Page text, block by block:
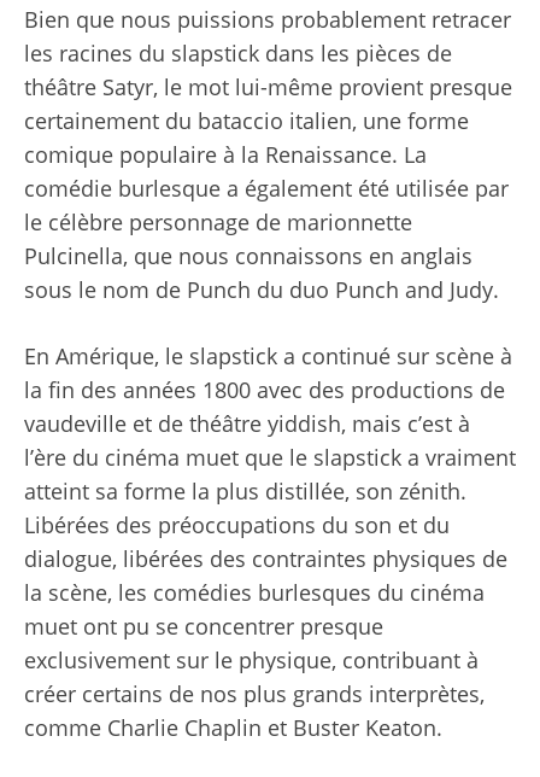
Bien que nous puissions probablement retracer
les racines du slapstick dans les pièces de
théâtre Satyr, le mot lui-même provient presque
certainement du bataccio italien, une forme
comique populaire à la Renaissance. La
comédie burlesque a également été utilisée par
le célèbre personnage de marionnette
Pulcinella, que nous connaissons en anglais
sous le nom de Punch du duo Punch and Judy.
En Amérique, le slapstick a continué sur scène à
la fin des années 1800 avec des productions de
vaudeville et de théâtre yiddish, mais c’est à
l’ère du cinéma muet que le slapstick a vraiment
atteint sa forme la plus distillée, son zénith.
Libérées des préoccupations du son et du
dialogue, libérées des contraintes physiques de
la scène, les comédies burlesques du cinéma
muet ont pu se concentrer presque
exclusivement sur le physique, contribuant à
créer certains de nos plus grands interprètes,
comme Charlie Chaplin et Buster Keaton.